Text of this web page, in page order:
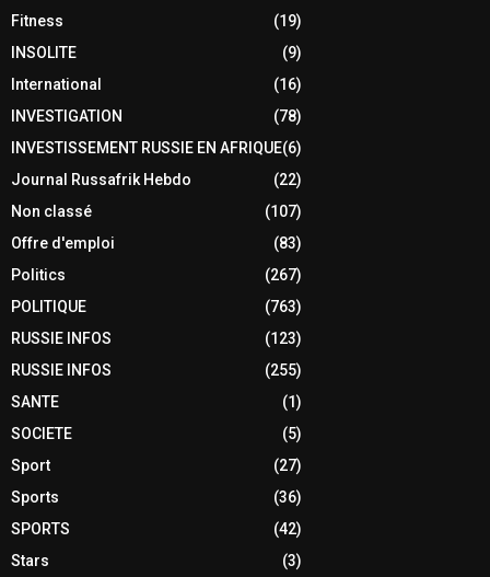
Fitness
(19)
INSOLITE
(9)
International
(16)
INVESTIGATION
(78)
INVESTISSEMENT RUSSIE EN AFRIQUE(6)
Journal Russafrik Hebdo
(22)
Non classé
(107)
Offre d'emploi
(83)
Politics
(267)
POLITIQUE
(763)
RUSSIE INFOS
(123)
RUSSIE INFOS
(255)
SANTE
(1)
SOCIETE
(5)
Sport
(27)
Sports
(36)
SPORTS
(42)
Stars
(3)